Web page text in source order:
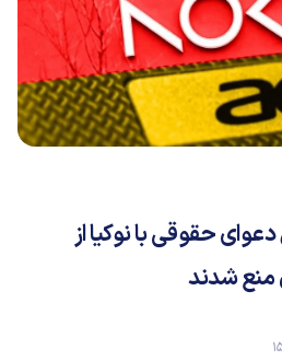
حقوقی با نوکیا از
منع شدند